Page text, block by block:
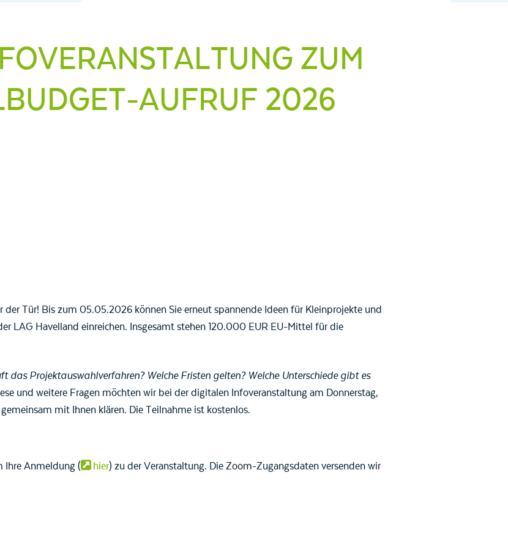
ZUM
AUFRUF 2026
Tür! Bis zum 05.05.2026 können Sie erneut spannende Ideen für Kleinprojekte und
LAG Havelland einreichen. Insgesamt stehen 120.000 EUR EU-Mittel für die
das Projektauswahlverfahren? Welche Fristen gelten? Welche Unterschiede gibt es
und weitere Fragen möchten wir bei der digitalen Infoveranstaltung am Donnerstag,
mit Ihnen klären. Die Teilnahme ist kostenlos.
Ihre Anmeldung ( hier) zu der Veranstaltung. Die Zoom-Zugangsdaten versenden wir